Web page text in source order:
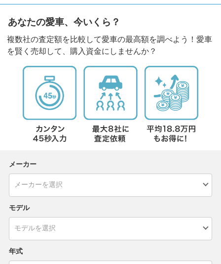
あなたの愛車、今いくら？
複数社の査定額を比較して愛車の最高額を調べよう！愛車
を賢く売却して、購入資金にしませんか？
メーカー
モデル
年式